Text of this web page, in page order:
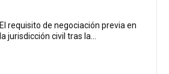
El requisito de negociación previa en
la jurisdicción civil tras la...